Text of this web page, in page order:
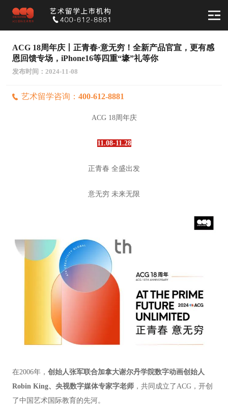
ACG 18周年庆丨正青春·意无穷！全新产品官宣，更有感
恩回馈专场，iPhone16等四重“壕”礼等你
发布时间：2024-11-08
艺术留学咨询： 400-612-8881
ACG 18周年庆
11.08-11.28
正青春 全盛出发
意无穷 未来无限
在2006年， 创始人张军联合加拿大谢尔丹学院数字动画创始人
Robin King、央视数字媒体专家字老师，共同成立了 ACG，开创
了中国艺术国际教育的先河。